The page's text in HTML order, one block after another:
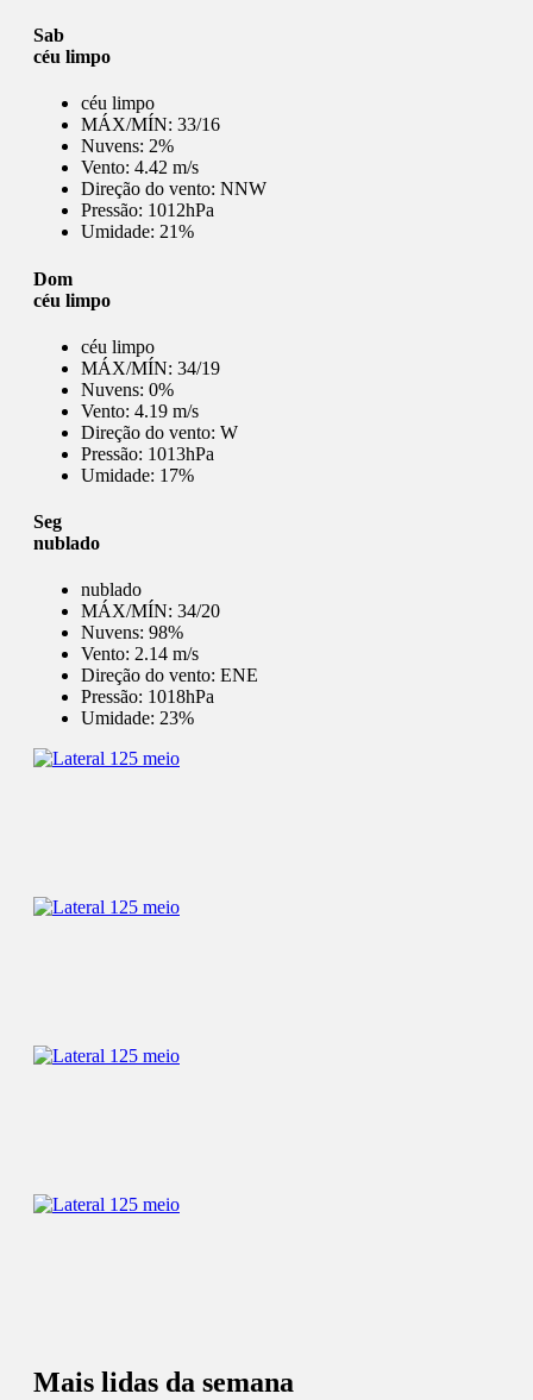
Sab
céu limpo
céu limpo
MÁX/MÍN: 33/16
Nuvens: 2%
Vento: 4.42 m/s
Direção do vento: NNW
Pressão: 1012hPa
Umidade: 21%
Dom
céu limpo
céu limpo
MÁX/MÍN: 34/19
Nuvens: 0%
Vento: 4.19 m/s
Direção do vento: W
Pressão: 1013hPa
Umidade: 17%
Seg
nublado
nublado
MÁX/MÍN: 34/20
Nuvens: 98%
Vento: 2.14 m/s
Direção do vento: ENE
Pressão: 1018hPa
Umidade: 23%
Mais lidas da semana